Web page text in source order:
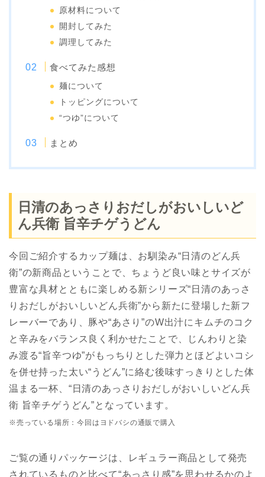
原材料について
開封してみた
調理してみた
食べてみた感想
麺について
トッピングについて
“つゆ”について
まとめ
日清のあっさりおだしがおいしいど
ん兵衛 旨辛チゲうどん
今回ご紹介するカップ麺は、お馴染み“日清のどん兵
衛”の新商品ということで、ちょうど良い味とサイズが
豊富な具材とともに楽しめる新シリーズ“日清のあっさ
りおだしがおいしいどん兵衛”から新たに登場した新フ
レーバーであり、豚や“あさり”のW出汁にキムチのコク
と辛みをバランス良く利かせたことで、じんわりと染
み渡る“旨辛つゆ”がもっちりとした弾力とほどよいコシ
を併せ持った太い“うどん”に絡む後味すっきりとした体
温まる一杯、“日清のあっさりおだしがおいしいどん兵
衛 旨辛チゲうどん”となっています。
※売っている場所：今回はヨドバシの通販で購入
ご覧の通りパッケージは、レギュラー商品として発売
されているものと比べて“あっさり感”を思わせるかのよ